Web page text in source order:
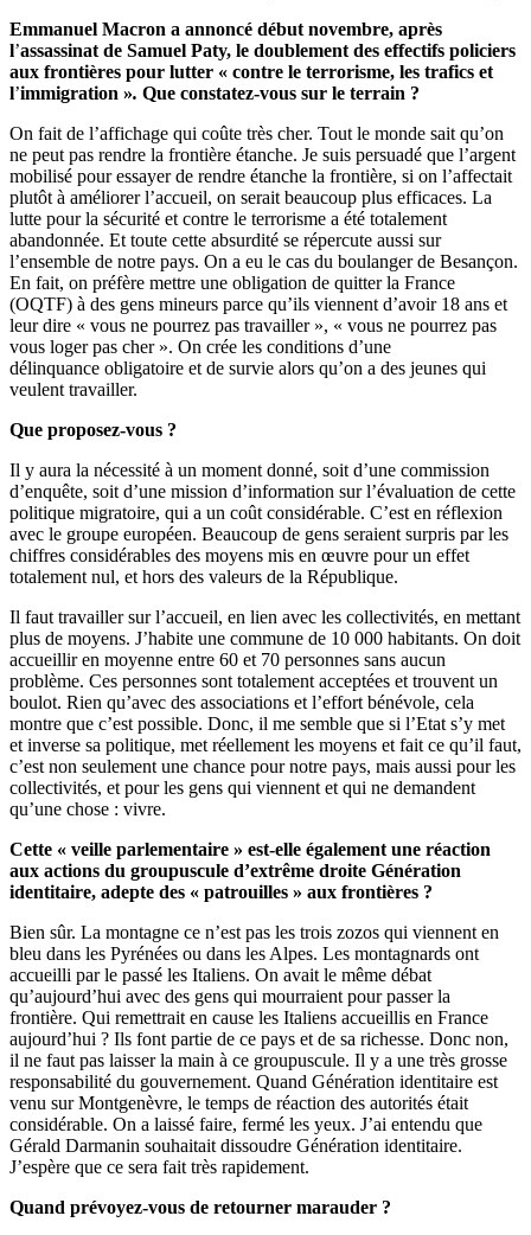
Emmanuel Macron a annoncé début novembre, après
l’assassinat de Samuel Paty, le doublement des effectifs policiers
aux frontières pour lutter « contre le terrorisme, les trafics et
l’immigration ». Que constatez-vous sur le terrain ?
On fait de l’affichage qui coûte très cher. Tout le monde sait qu’on
ne peut pas rendre la frontière étanche. Je suis persuadé que l’argent
mobilisé pour essayer de rendre étanche la frontière, si on l’affectait
plutôt à améliorer l’accueil, on serait beaucoup plus efficaces. La
lutte pour la sécurité et contre le terrorisme a été totalement
abandonnée. Et toute cette absurdité se répercute aussi sur
l’ensemble de notre pays. On a eu le cas du boulanger de Besançon.
En fait, on préfère mettre une obligation de quitter la France
(OQTF) à des gens mineurs parce qu’ils viennent d’avoir 18 ans et
leur dire « vous ne pourrez pas travailler », « vous ne pourrez pas
vous loger pas cher ». On crée les conditions d’une
délinquance obligatoire et de survie alors qu’on a des jeunes qui
veulent travailler.
Que proposez-vous ?
Il y aura la nécessité à un moment donné, soit d’une commission
d’enquête, soit d’une mission d’information sur l’évaluation de cette
politique migratoire, qui a un coût considérable. C’est en réflexion
avec le groupe européen. Beaucoup de gens seraient surpris par les
chiffres considérables des moyens mis en œuvre pour un effet
totalement nul, et hors des valeurs de la République.
Il faut travailler sur l’accueil, en lien avec les collectivités, en mettant
plus de moyens. J’habite une commune de 10 000 habitants. On doit
accueillir en moyenne entre 60 et 70 personnes sans aucun
problème. Ces personnes sont totalement acceptées et trouvent un
boulot. Rien qu’avec des associations et l’effort bénévole, cela
montre que c’est possible. Donc, il me semble que si l’Etat s’y met
et inverse sa politique, met réellement les moyens et fait ce qu’il faut,
c’est non seulement une chance pour notre pays, mais aussi pour les
collectivités, et pour les gens qui viennent et qui ne demandent
qu’une chose : vivre.
Cette « veille parlementaire » est-elle également une réaction
aux actions du groupuscule d’extrême droite Génération
identitaire, adepte des « patrouilles » aux frontières ?
Bien sûr. La montagne ce n’est pas les trois zozos qui viennent en
bleu dans les Pyrénées ou dans les Alpes. Les montagnards ont
accueilli par le passé les Italiens. On avait le même débat
qu’aujourd’hui avec des gens qui mourraient pour passer la
frontière. Qui remettrait en cause les Italiens accueillis en France
aujourd’hui ? Ils font partie de ce pays et de sa richesse. Donc non,
il ne faut pas laisser la main à ce groupuscule. Il y a une très grosse
responsabilité du gouvernement. Quand Génération identitaire est
venu sur Montgenèvre, le temps de réaction des autorités était
considérable. On a laissé faire, fermé les yeux. J’ai entendu que
Gérald Darmanin souhaitait dissoudre Génération identitaire.
J’espère que ce sera fait très rapidement.
Quand prévoyez-vous de retourner marauder ?